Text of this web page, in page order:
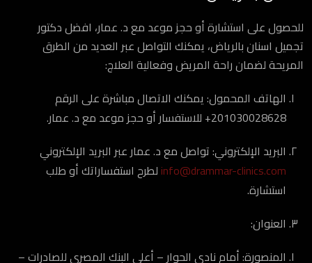
للحصول على استشارة أو حجز موعد مع د. عمار، افضل دكتور
تجميل اسنان بالرياض، يمكنك التواصل عبر العديد من الطرق
المريحة لضمان راحة المريض وفعالية العلاج:
الهاتف المحمول: يمكنك الاتصال مباشرة على الرقم
‎201030028628+ للاستفسار أو حجز موعد مع د. عمار.
البريد الإلكتروني: تواصل مع د. عمار عبر البريد الإلكتروني
info@drammar-clinics.comلطرح استفساراتك أو طلب
استشارة.
العنوان:
المنصورة: أمام نادي الحوار – أعلى البنك المصري للصادرات –